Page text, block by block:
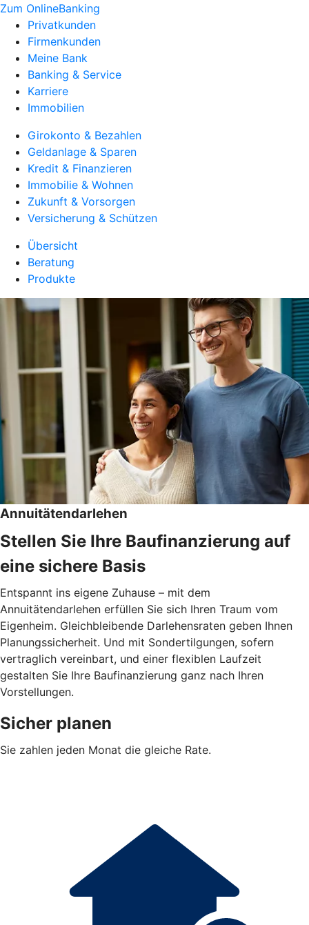
Zum OnlineBanking
Privatkunden
Firmenkunden
Meine Bank
Banking & Service
Karriere
Immobilien
Girokonto & Bezahlen
Geldanlage & Sparen
Kredit & Finanzieren
Immobilie & Wohnen
Zukunft & Vorsorgen
Versicherung & Schützen
Übersicht
Beratung
Produkte
Annuitätendarlehen
Stellen Sie Ihre Baufinanzierung auf
eine sichere Basis
Entspannt ins eigene Zuhause – mit dem
Annuitätendarlehen erfüllen Sie sich Ihren Traum vom
Eigenheim. Gleichbleibende Darlehensraten geben Ihnen
Planungssicherheit. Und mit Sondertilgungen, sofern
vertraglich vereinbart, und einer flexiblen Laufzeit
gestalten Sie Ihre Baufinanzierung ganz nach Ihren
Vorstellungen.
Sicher planen
Sie zahlen jeden Monat die gleiche Rate.